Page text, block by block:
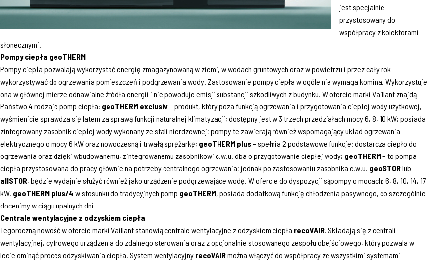
jest specjalnie
przystosowany do
współpracy z kolektorami
słonecznymi.
Pompy ciepła geoTHERM
Pompy ciepła pozwalają wykorzystać energię zmagazynowaną w ziemi, w wodach gruntowych oraz w powietrzu i przez cały rok
wykorzystywać do ogrzewania pomieszczeń i podgrzewania wody. Zastosowanie pompy ciepła w ogóle nie wymaga komina. Wykorzystuje
ona w głównej mierze odnawialne źródła energii i nie powoduje emisji substancji szkodliwych z budynku. W ofercie marki Vaillant znajdą
Państwo 4 rodzaje pomp ciepła: geoTHERM exclusiv– produkt, który poza funkcją ogrzewania i przygotowania ciepłej wody użytkowej,
wyśmienicie sprawdza się latem za sprawą funkcji naturalnej klimatyzacji; dostępny jest w 3 trzech przedziałach mocy 6, 8, 10 kW; posiada
zintegrowany zasobnik ciepłej wody wykonany ze stali nierdzewnej; pompy te zawierają również wspomagający układ ogrzewania
elektrycznego o mocy 6 kW oraz nowoczesną i trwałą sprężarkę; geoTHERM plus– spełnia 2 podstawowe funkcje: dostarcza ciepło do
ogrzewania oraz dzięki wbudowanemu, zintegrowanemu zasobnikowi c.w.u. dba o przygotowanie ciepłej wody; geoTHERM– to pompa
ciepła przystosowana do pracy głównie na potrzeby centralnego ogrzewania; jednak po zastosowaniu zasobnika c.w.u. geoSTORlub
allSTOR, będzie wydajnie służyć również jako urządzenie podgrzewające wodę. W ofercie do dyspozycji sąpompy o mocach: 6, 8, 10, 14, 17
kW. geoTHERM plus/4 w stosunku do tradycyjnych pomp geoTHERM, posiada dodatkową funkcję chłodzenia pasywnego, co szczególnie
docenimy w ciągu upalnych dni
Centrale wentylacyjne z odzyskiem ciepła
Tegoroczną nowość w ofercie marki Vaillant stanowią centrale wentylacyjne z odzyskiem ciepła recoVAIR. Składają się z centrali
wentylacyjnej, cyfrowego urządzenia do zdalnego sterowania oraz z opcjonalnie stosowanego zespołu obejściowego, który pozwala w
lecie ominąć proces odzyskiwania ciepła. System wentylacyjny recoVAIRmożna włączyć do współpracy ze wszystkimi systemami